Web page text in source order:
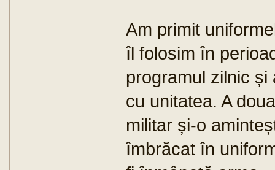
Am primit
îl folosim în
programul zilnic
cu unitatea. A
militar și-o
îmbrăcat în